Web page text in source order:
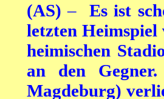
(AS) – Es ist
letzten
heimischen
an den
Magdeburg)